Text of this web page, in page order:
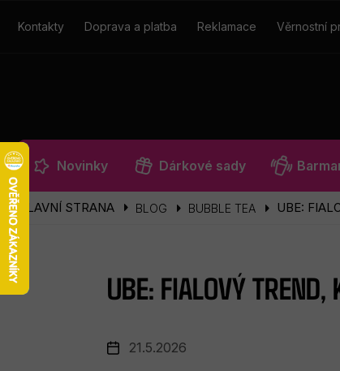
Kontakty Doprava a platba Reklamace Věrnostní
Novinky Dárkové sady
BLOG BUBBLE TEA UBE:
UBE: FIALOVÝ
21.5.2026